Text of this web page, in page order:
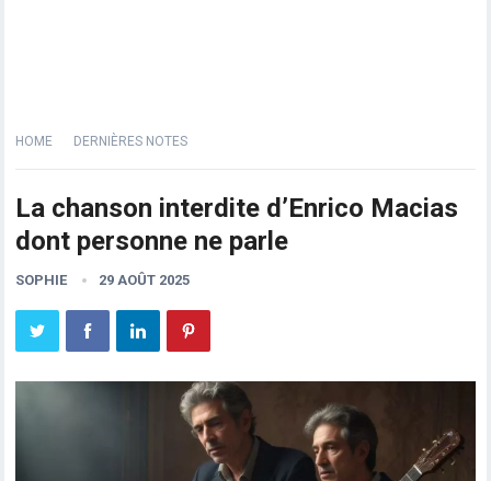
HOME DERNIÈRES NOTES
La chanson interdite d’Enrico Macias
dont personne ne parle
SOPHIE 29 AOÛT 2025